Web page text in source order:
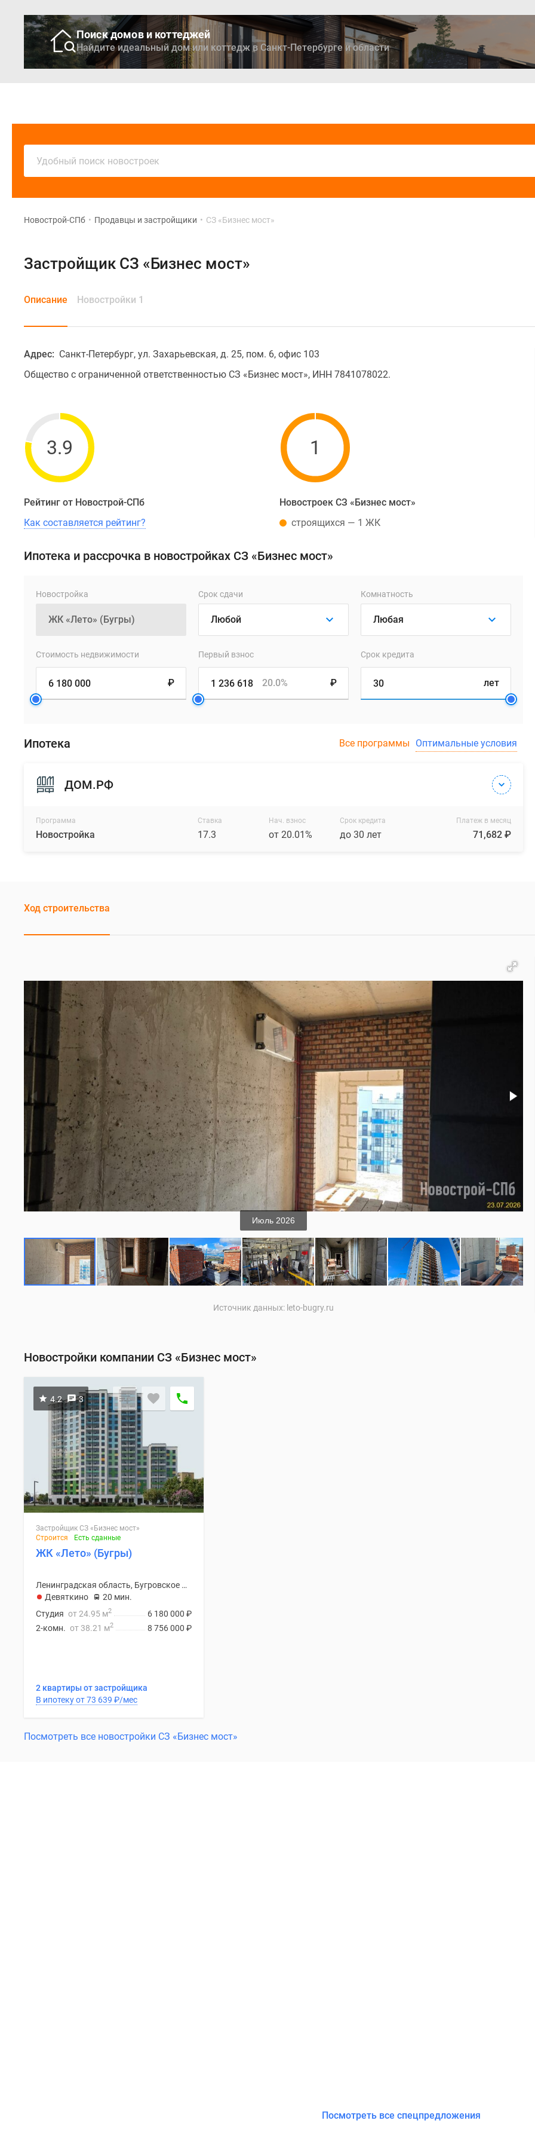
Поиск домов и коттеджей
Найдите идеальный дом или коттедж в Санкт-Петербурге и области
Удобный поиск новостроек
Новострой-СПб • Продавцы и застройщики • СЗ «Бизнес мост»
Застройщик СЗ «Бизнес мост»
Описание Новостройки 1
Адрес: Санкт-Петербург, ул. Захарьевская, д. 25, пом. 6, офис 103
Общество с ограниченной ответственностью СЗ «Бизнес мост», ИНН 7841078022.
3.9
Рейтинг от Новострой-СПб
Как составляется рейтинг?
1
Новостроек СЗ «Бизнес мост»
строящихся — 1 ЖК
Ипотека и рассрочка в новостройках СЗ «Бизнес мост»
Новостройка Срок сдачи Комнатность
Стоимость недвижимости
₽
Первый взнос
₽
20.0%
Срок кредита
лет
Ипотека Все программы Оптимальные условия
ДОМ.РФ
Программа
Новостройка
Ставка
17.3
Нач. взнос
от 20.01%
Срок кредита
до 30 лет
Платеж в месяц
71,682 ₽
Ход строительства
Июль 2026
Источник данных: leto-bugry.ru
Новостройки компании СЗ «Бизнес мост»
4.2 3
Застройщик СЗ «Бизнес мост»
Строится
Есть сданные
ЖК «Лето» (Бугры)
Ленинградская область, Бугровское С/П
Девяткино
20 мин.
6 180 000 ₽
Студия от 24.95 м2
8 756 000 ₽
2-комн. от 38.21 м2
2 квартиры от застройщика
В ипотеку от 73 639 ₽/мес
Посмотреть все новостройки СЗ «Бизнес мост»
Посмотреть все спецпредложения